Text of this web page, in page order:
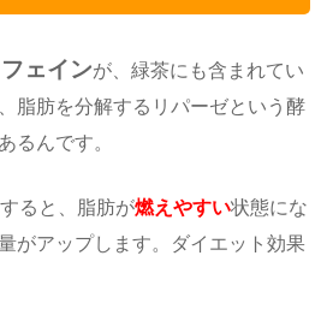
ェインが、緑茶にも含まれてい
脂肪を分解するリパーゼという酵
るんです。
ると、脂肪が燃えやすい状態にな
がアップします。ダイエット効果